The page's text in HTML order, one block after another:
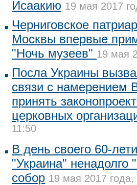
Исаакию 19 мая 2017
Черниговское
Москвы впервые
"Ночь музеев" 19 мая
Посла Украины
связи с намерением
принять
церковных
11:50
В день своего 60-
"Украина" ненадолго
собор 19 мая 2017 года,